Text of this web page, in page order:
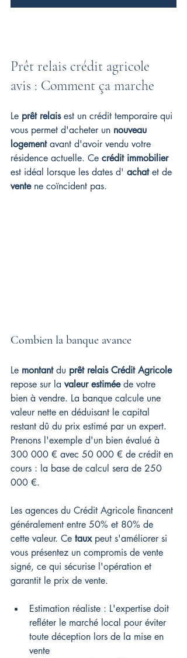
Prêt relais crédit agricole
avis : Comment ça marche
Le prêt relais est un crédit temporaire qui
vous permet d'acheter un nouveau
logement avant d'avoir vendu votre
résidence actuelle. Ce crédit immobilier
est idéal lorsque les dates d' achat et de
vente ne coïncident pas.
Combien la banque avance
Le montant du prêt relais Crédit Agricole
repose sur la valeur estimée de votre
bien à vendre. La banque calcule une
valeur nette en déduisant le capital
restant dû du prix estimé par un expert.
Prenons l'exemple d'un bien évalué à
300 000 € avec 50 000 € de crédit en
cours : la base de calcul sera de 250
000 €.
Les agences du Crédit Agricole financent
généralement entre 50% et 80% de
cette valeur. Ce taux peut s'améliorer si
vous présentez un compromis de vente
signé, ce qui sécurise l'opération et
garantit le prix de vente.
Estimation réaliste : L'expertise doit
refléter le marché local pour éviter
toute déception lors de la mise en
vente